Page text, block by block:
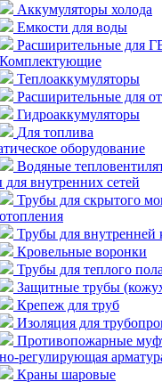
Аккумуляторы холода
Емкости для воды
Расширительные для
Комплектующие
Теплоаккумуляторы
Расширительные для
Гидроаккумуляторы
Для топлива
оборудование
Водяные
внутренних сетей
Трубы для скрытого
отопления
Трубы для внутренней
Кровельные воронки
Трубы для теплого пола
Защитные трубы
Крепеж для труб
Изоляция для
Противопожарные
регулирующая
Краны шаровые